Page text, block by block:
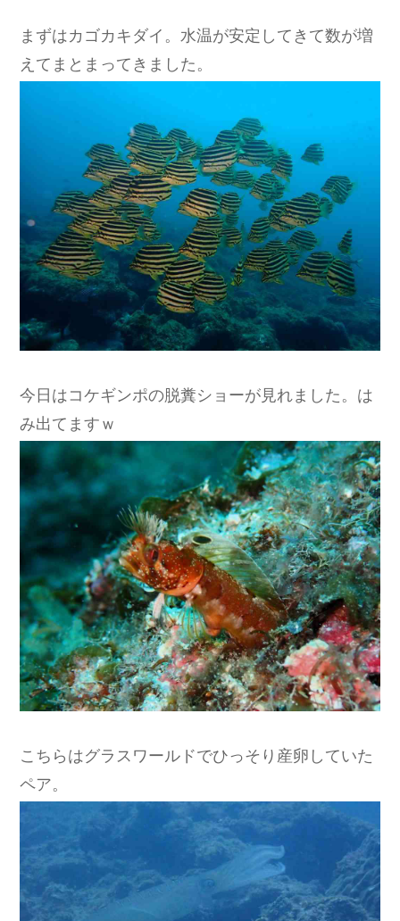
まずはカゴカキダイ。水温が安定してきて数が増
えてまとまってきました。
今日はコケギンポの脱糞ショーが見れました。は
み出てますｗ
こちらはグラスワールドでひっそり産卵していた
ペア。